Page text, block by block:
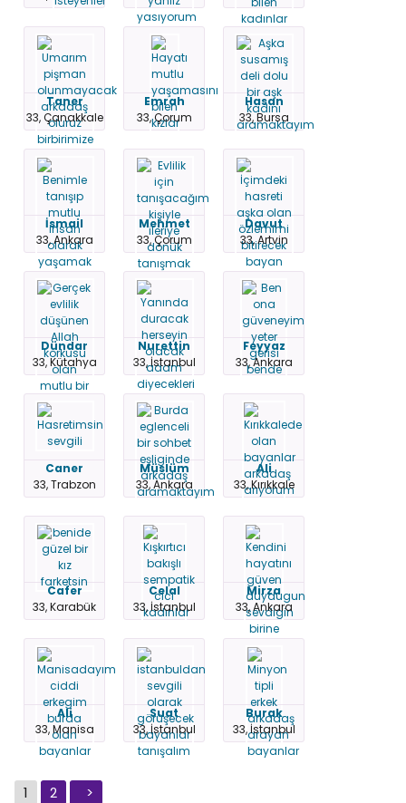
Taner
33, Çanakkale
Emrah
33, Çorum
Hasan
33, Bursa
İsmail
33, Ankara
Mehmet
33, Çorum
Davut
33, Artvin
Dündar
33, Kütahya
Nurettin
33, İstanbul
Feyyaz
33, Ankara
Caner
33, Trabzon
Müslüm
33, Ankara
Ali
33, Kırıkkale
Cafer
33, Karabük
Celal
33, İstanbul
Mirza
33, Ankara
Ali
33, Manisa
Suat
33, İstanbul
Burak
33, İstanbul
1 2 >